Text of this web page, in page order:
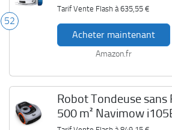
52
Tarif Vente Flash à635,55 €
Acheter maintenant
Amazon.fr
Robot Tondeuse sans
500 m² Navimow